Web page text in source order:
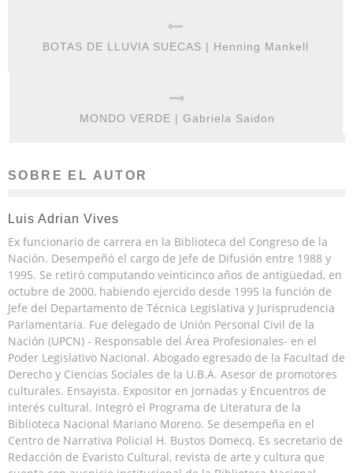
BOTAS DE LLUVIA SUECAS | Henning Mankell
MONDO VERDE | Gabriela Saidon
SOBRE EL AUTOR
Luis Adrian Vives
Ex funcionario de carrera en la Biblioteca del Congreso de la
Nación. Desempeñó el cargo de Jefe de Difusión entre 1988 y
1995. Se retiró computando veinticinco años de antigüedad, en
octubre de 2000, habiendo ejercido desde 1995 la función de
Jefe del Departamento de Técnica Legislativa y Jurisprudencia
Parlamentaria. Fue delegado de Unión Personal Civil de la
Nación (UPCN) - Responsable del Área Profesionales- en el
Poder Legislativo Nacional. Abogado egresado de la Facultad de
Derecho y Ciencias Sociales de la U.B.A. Asesor de promotores
culturales. Ensayista. Expositor en Jornadas y Encuentros de
interés cultural. Integró el Programa de Literatura de la
Biblioteca Nacional Mariano Moreno. Se desempeña en el
Centro de Narrativa Policial H. Bustos Domecq. Es secretario de
Redacción de Evaristo Cultural, revista de arte y cultura que